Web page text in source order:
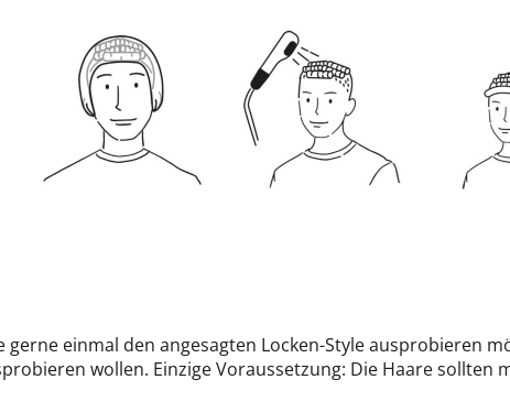
einmal den angesagten Locken-Style ausprobieren
wollen. Einzige Voraussetzung: Die Haare sollten